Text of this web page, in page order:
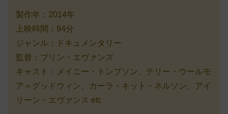
製作年：2014年
上映時間：94分
ジャンル：ドキュメンタリー
監督：ブリン・エヴァンズ
キャスト：メイニー・トンプソン、テリー・ウールモ
ア＝グッドウィン、カーラ・キット・ネルソン、アイ
リーン・エヴァンス etc